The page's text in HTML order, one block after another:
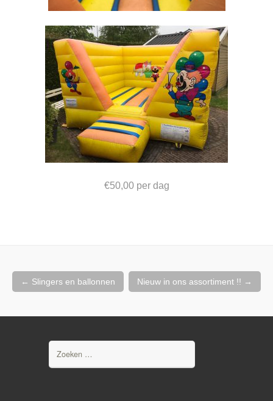
€50,00 per dag
Berichtnavigatie
← Slingers en ballonnen Nieuw in ons assortiment !! →